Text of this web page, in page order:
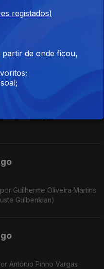
Sérgio Machado Letria
Guilherme Oliveira Martins
Gulbenkian)
António Pinho Vargas
registados)
de onde ficou,